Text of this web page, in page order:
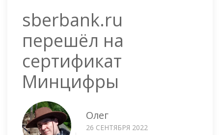
sberbank.ru
перешёл на
сертификат
Минцифры
Олег
26 СЕНТЯБРЯ 2022